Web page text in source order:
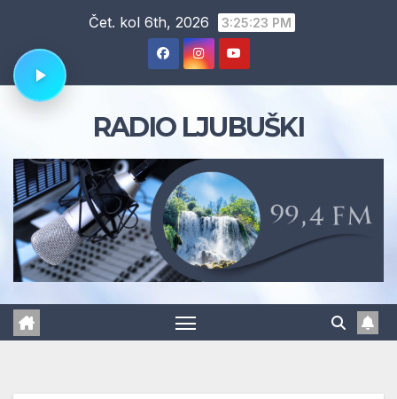
content
Čet. kol 6th, 2026 3:25:24 PM
RADIO LJUBUŠKI